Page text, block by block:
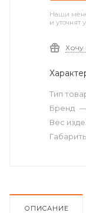
Наши
и уточнят
Хочу
Тип
Бренд
Вес
ОПИСАНИЕ